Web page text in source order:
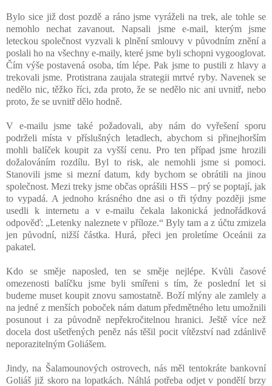
Bylo sice již dost pozdě a ráno jsme vyráželi na trek, ale tohle se
nemohlo nechat zavanout. Napsali jsme e-mail, kterým jsme
leteckou společnost vyzvali k plnění smlouvy v původním znění a
poslali ho na všechny e-maily, které jsme byli schopni vygooglovat.
Čím výše postavená osoba, tím lépe. Pak jsme to pustili z hlavy a
trekovali jsme. Protistrana zaujala strategii mrtvé ryby. Navenek se
nedělo nic, těžko říci, zda proto, že se nedělo nic ani uvnitř, nebo
proto, že se uvnitř dělo hodně.
V e-mailu jsme také požadovali, aby nám do vyřešení sporu
podrželi místa v příslušných letadlech, abychom si přinejhorším
mohli balíček koupit za vyšší cenu. Pro ten případ jsme hrozili
dožalováním rozdílu. Byl to risk, ale nemohli jsme si pomoci.
Stanovili jsme si mezní datum, kdy bychom se obrátili na jinou
společnost. Mezi treky jsme občas oprášili HSS – prý se poptají, jak
to vypadá. A jednoho krásného dne asi o tři týdny později jsme
usedli k internetu a v e-mailu čekala lakonická jednořádková
odpověď: „Letenky naleznete v příloze.“ Byly tam a z účtu zmizela
jen původní, nižší částka. Hurá, přeci jen proletíme Oceánii za
pakatel.
Kdo se směje naposled, ten se směje nejlépe. Kvůli časové
omezenosti balíčku jsme byli smířeni s tím, že poslední let si
budeme muset koupit znovu samostatně. Boží mlýny ale zamlely a
na jedné z menších poboček nám datum předmětného letu umožnili
posunout i za původně nepřekročitelnou hranici. Ještě více než
docela dost ušetřených peněz nás těšil pocit vítězství nad zdánlivě
neporazitelným Goliášem.
Jindy, na Šalamounových ostrovech, nás měl tentokráte bankovní
Goliáš již skoro na lopatkách. Náhlá potřeba odjet v pondělí brzy